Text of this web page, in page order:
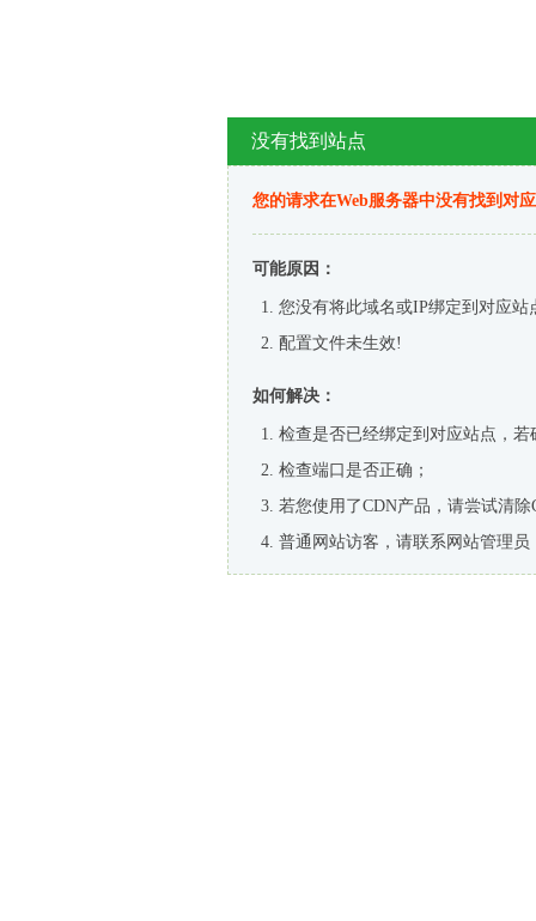
没有找到站点
您的请求在Web服务器中没有找到对
可能原因：
您没有将此域名或IP绑定到对应站
配置文件未生效!
如何解决：
检查是否已经绑定到对应站点，
检查端口是否正确；
若您使用了CDN产品，请尝试清除
普通网站访客，请联系网站管理员